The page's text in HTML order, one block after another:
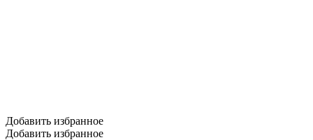
Добавить избранное
Добавить избранное